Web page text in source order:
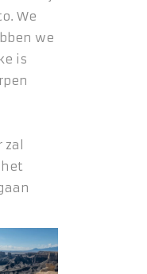
We
we
is
zal